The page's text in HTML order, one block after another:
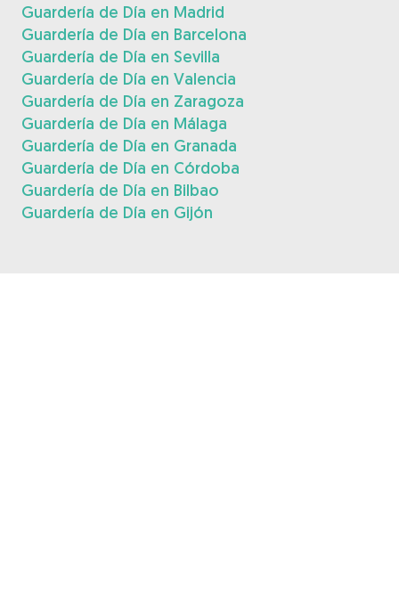
Guardería de Día en Madrid
Guardería de Día en Barcelona
Guardería de Día en Sevilla
Guardería de Día en Valencia
Guardería de Día en Zaragoza
Guardería de Día en Málaga
Guardería de Día en Granada
Guardería de Día en Córdoba
Guardería de Día en Bilbao
Guardería de Día en Gijón